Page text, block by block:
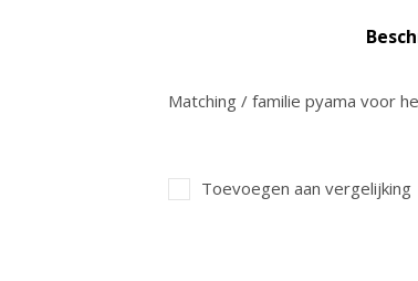
Matching / familie pyama voor
Toevoegen aan vergelijking